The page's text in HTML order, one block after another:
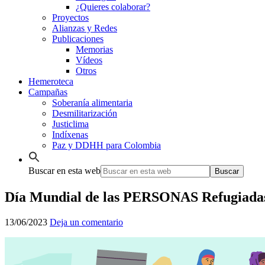
¿Quieres colaborar?
Proyectos
Alianzas y Redes
Publicaciones
Memorias
Vídeos
Otros
Hemeroteca
Campañas
Soberanía alimentaria
Desmilitarización
Justiclima
Indíxenas
Paz y DDHH para Colombia
Buscar en esta web
Día Mundial de las PERSONAS
13/06/2023 Deja un comentario